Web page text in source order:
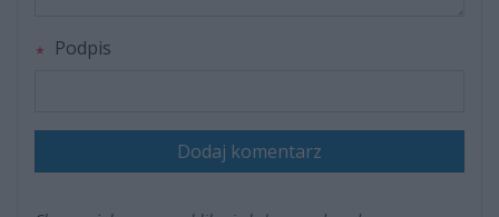
Podpis
Dodaj komentarz